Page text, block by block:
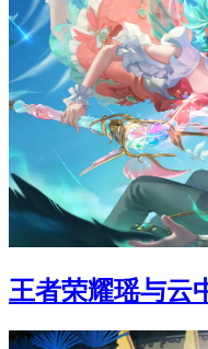
王者荣耀瑶与云